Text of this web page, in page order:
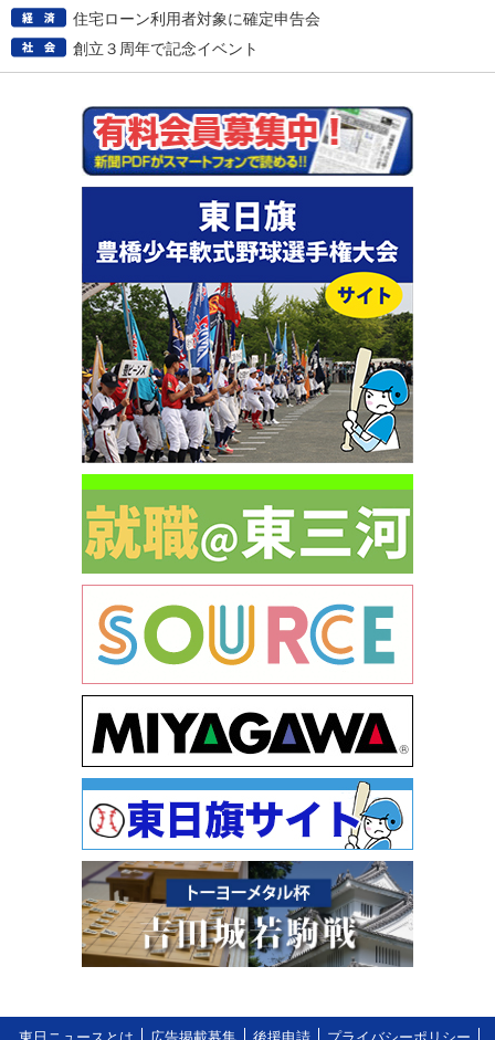
住宅ローン利用者対象に確定申告会
創立３周年で記念イベント